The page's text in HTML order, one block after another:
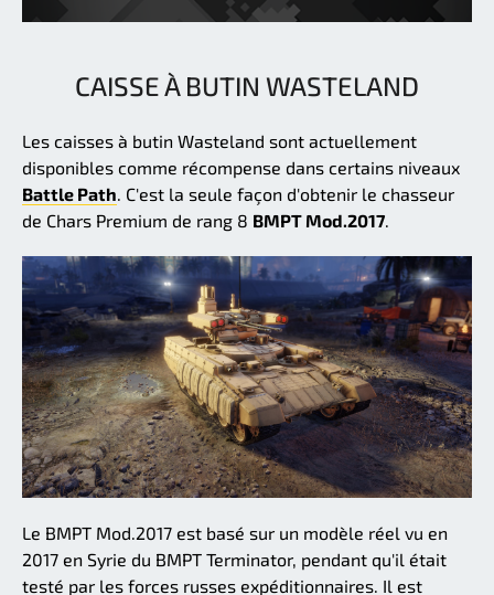
CAISSE À BUTIN WASTELAND
Les caisses à butin Wasteland sont actuellement
disponibles comme récompense dans certains niveaux
Battle Path . C'est la seule façon d'obtenir le chasseur
de Chars Premium de rang 8 BMPT Mod.2017
Le BMPT Mod.2017 est basé sur un modèle réel vu en
2017 en Syrie du BMPT Terminator, pendant qu'il était
testé par les forces russes expéditionnaires. Il est